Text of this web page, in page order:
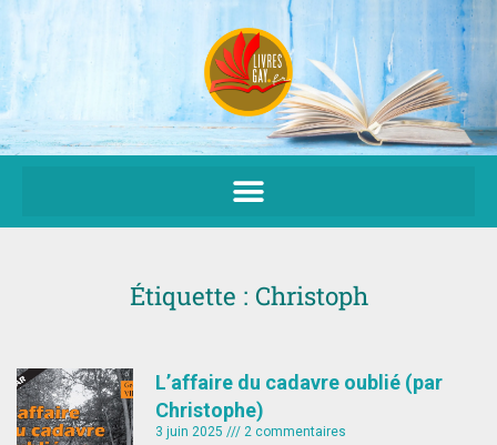
Aller
au
contenu
Étiquette : Christoph
L’affaire du cadavre oublié (par
Christophe)
3 juin 2025 2 commentaires